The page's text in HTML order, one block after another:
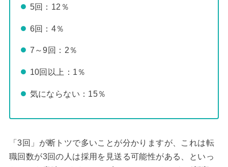
5回：12％
6回：4％
7～9回：2％
10回以上：1％
気にならない：15％
「3回」が断トツで多いことが分かりますが、これは転
職回数が3回の人は採用を見送る可能性がある、といっ